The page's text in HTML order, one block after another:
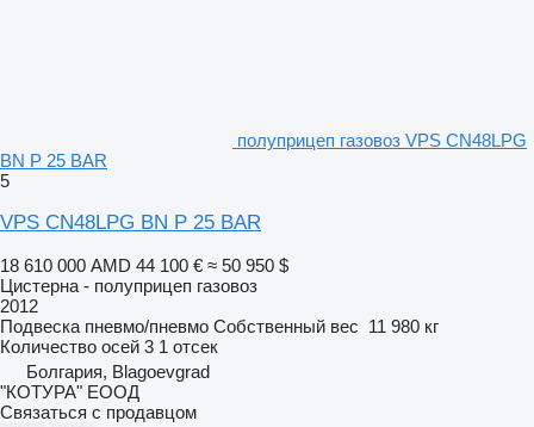
полуприцеп газовоз VPS CN48LPG
BN P 25 BAR
5
VPS CN48LPG BN P 25 BAR
18 610 000 AMD 44 100 € ≈ 50 950 $
Цистерна - полуприцеп газовоз
2012
Подвеска пневмо/пневмо Собственный вес 11 980 кг
Количество осей 3 1 отсек
Болгария, Blagoevgrad
"КОТУРА" ЕООД
Связаться с продавцом